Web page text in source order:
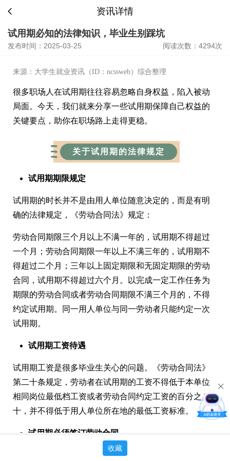
资讯详情
试用期必知的法律知识，毕业生别踩坑
发布时间：2025-03-25 阅读次数：4294次
来源：大学生就业资讯（ID：ncssweb）综合整理
很多职场人在试用期往往容易忽略自身权益，陷入被动
局面。今天，我们就来分享一些试用期保障自己权益的
关键要点，助你在职场路上走得更稳。
关于试用期的法律规定
试用期期限规定
试用期的时长并不是由用人单位随意决定的，而是有明
确的法律规定，《劳动合同法》规定：
劳动合同期限三个月以上不满一年的，试用期不得超过
一个月；劳动合同期限一年以上不满三年的，试用期不
得超过二个月；三年以上固定期限和无固定期限的劳动
合同，试用期不得超过六个月。以完成一定工作任务为
期限的劳动合同或者劳动合同期限不满三个月的，不得
约定试用期。同一用人单位与同一劳动者只能约定一次
试用期。
试用期工资待遇
试用期工资是很多毕业生关心的问题。《劳动合同法》
第二十条规定，劳动者在试用期的工资不得低于本单位
相同岗位最低档工资或者劳动合同约定工资的百分之八
十，并不得低于用人单位所在地的最低工资标准。
试用期必须签订劳动合同
有些公司会提出在入职时只签订试用期合同，在实习期
收藏